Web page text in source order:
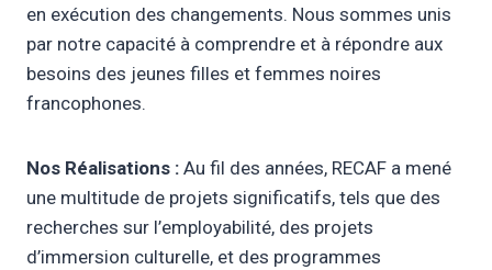
en exécution des changements. Nous sommes unis
par notre capacité à comprendre et à répondre aux
besoins des jeunes filles et femmes noires
francophones.
Nos Réalisations : Au fil des années, RECAF a mené
une multitude de projets significatifs, tels que des
recherches sur l’employabilité, des projets
d’immersion culturelle, et des programmes